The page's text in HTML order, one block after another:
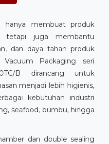
hanya membuat produk
tetapi juga membantu
dan daya tahan produk
Packaging seri
B dirancang untuk
menjadi lebih higienis,
kebutuhan industri
seafood, bumbu, hingga
dan double sealing